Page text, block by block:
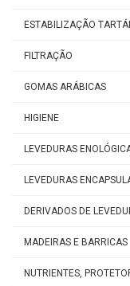
ESTABILIZAÇÃO
FILTRAÇÃO
GOMAS ARÁBICAS
HIGIENE
LEVEDURAS
LEVEDURAS
DERIVADOS DE
MADEIRAS E BARRICAS
NUTRIENTES,